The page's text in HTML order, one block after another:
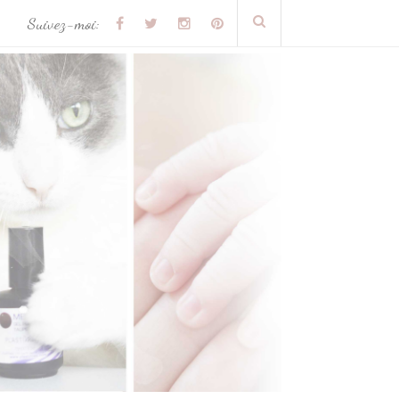
Suivez-moi: